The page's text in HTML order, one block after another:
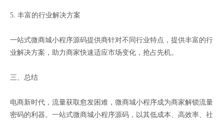
5. 丰富的行业解决方案
一站式微商城小程序源码提供商针对不同行业特点，提供丰富的行
业解决方案，助力商家快速适应市场变化，抢占先机。
三、总结
电商新时代，流量获取愈发困难，微商城小程序成为商家解锁流量
密码的利器。一站式微商城小程序源码，以其低成本、高效率、社